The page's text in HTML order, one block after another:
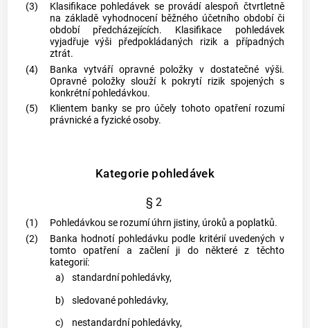
(3)
Klasifikace pohledávek se provádí alespoň čtvrtletně
na základě vyhodnocení běžného účetního období či
období předcházejících. Klasifikace pohledávek
vyjadřuje výši předpokládaných rizik a případných
ztrát.
(4)
Banka vytváří opravné položky v dostatečné výši.
Opravné položky slouží k pokrytí rizik spojených s
konkrétní pohledávkou.
(5)
Klientem banky se pro účely tohoto opatření rozumí
právnické a fyzické osoby.
Kategorie pohledávek
§ 2
(1)
Pohledávkou se rozumí úhrn jistiny, úroků a poplatků.
(2)
Banka hodnotí pohledávku podle kritérií uvedených v
tomto opatření a začlení ji do některé z těchto
kategorií:
a)
standardní pohledávky,
b)
sledované pohledávky,
c)
nestandardní pohledávky,